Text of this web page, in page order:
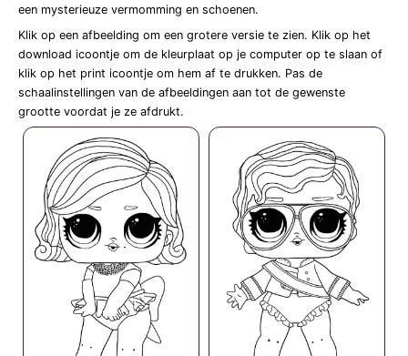
een mysterieuze vermomming en schoenen.
Klik op een afbeelding om een grotere versie te zien. Klik op het
download icoontje om de kleurplaat op je computer op te slaan of
klik op het print icoontje om hem af te drukken. Pas de
schaalinstellingen van de afbeeldingen aan tot de gewenste
grootte voordat je ze afdrukt.